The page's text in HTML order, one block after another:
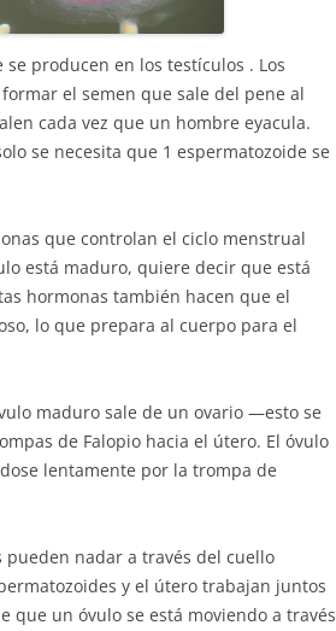
producen en los testículos . Los
el semen que sale del pene al
cada vez que un hombre eyacula.
se necesita que 1 espermatozoide se
que controlan el ciclo menstrual
está maduro, quiere decir que está
hormonas también hacen que el
lo que prepara al cuerpo para el
maduro sale de un ovario —esto se
de Falopio hacia el útero. El óvulo
lentamente por la trompa de
pueden nadar a través del cuello
y el útero trabajan juntos
que un óvulo se está moviendo a través